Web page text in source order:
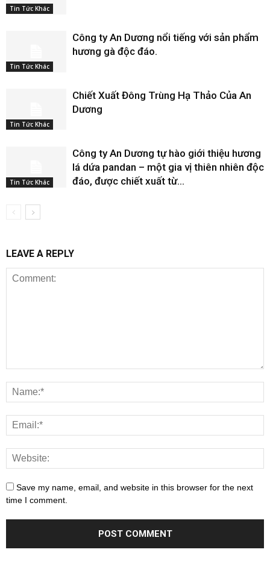
Tin Tức Khác
Tin Tức Khác
Công ty An Dương nổi tiếng với sản phẩm
hương gà độc đáo.
Tin Tức Khác
Chiết Xuất Đông Trùng Hạ Thảo Của An
Dương
Tin Tức Khác
Công ty An Dương tự hào giới thiệu hương
lá dứa pandan – một gia vị thiên nhiên độc
đáo, được chiết xuất từ...
LEAVE A REPLY
Save my name, email, and website in this browser for the next
time I comment.